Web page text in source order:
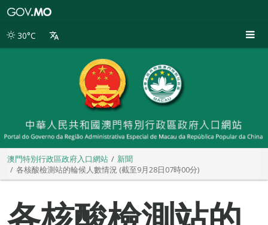
別
30°C
澳門特別行政區政府入口網站
新聞
各核酸檢測站的輪候人數情況 (截至9月28日07時00分)